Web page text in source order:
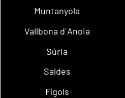
Muntanyola
Vallbona d´Anoia
Súria
Saldes
Fígols